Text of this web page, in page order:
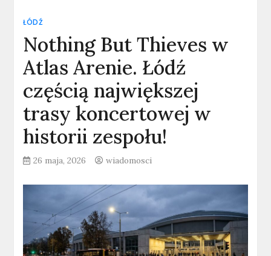
ŁÓDŹ
Nothing But Thieves w
Atlas Arenie. Łódź
częścią największej
trasy koncertowej w
historii zespołu!
26 maja, 2026 wiadomosci